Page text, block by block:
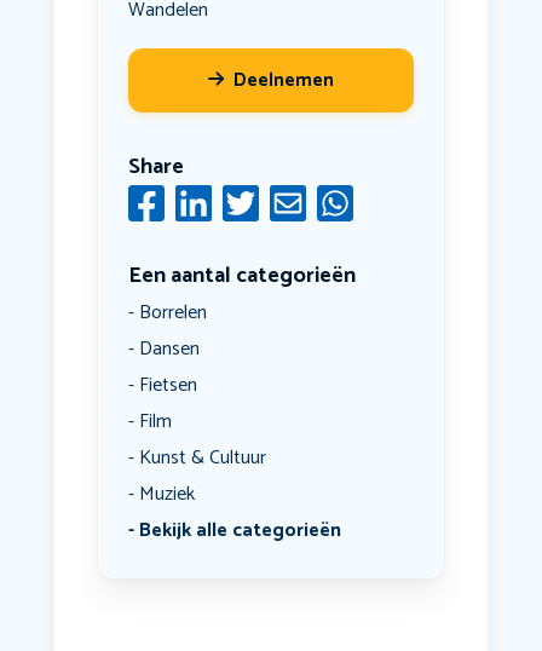
Wandelen
Deelnemen
Share
Een aantal categorieën
Borrelen
Dansen
Fietsen
Film
Kunst & Cultuur
Muziek
Bekijk alle categorieën